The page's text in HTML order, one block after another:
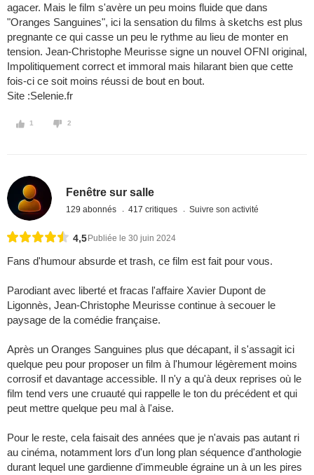
agacer. Mais le film s'avère un peu moins fluide que dans
"Oranges Sanguines", ici la sensation du films à sketchs est plus
pregnante ce qui casse un peu le rythme au lieu de monter en
tension. Jean-Christophe Meurisse signe un nouvel OFNI original,
Impolitiquement correct et immoral mais hilarant bien que cette
fois-ci ce soit moins réussi de bout en bout.
Site :Selenie.fr
1 2
Fenêtre sur salle
129 abonnés 417 critiques Suivre son activité
4,5 Publiée le 30 juin 2024
Fans d'humour absurde et trash, ce film est fait pour vous.
Parodiant avec liberté et fracas l'affaire Xavier Dupont de
Ligonnès, Jean-Christophe Meurisse continue à secouer le
paysage de la comédie française.
Après un Oranges Sanguines plus que décapant, il s'assagit ici
quelque peu pour proposer un film à l'humour légèrement moins
corrosif et davantage accessible. Il n'y a qu'à deux reprises où le
film tend vers une cruauté qui rappelle le ton du précédent et qui
peut mettre quelque peu mal à l'aise.
Pour le reste, cela faisait des années que je n'avais pas autant ri
au cinéma, notamment lors d'un long plan séquence d'anthologie
durant lequel une gardienne d'immeuble égraine un à un les pires